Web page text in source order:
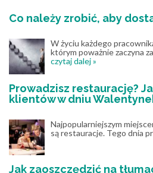
Co należy zrobić, aby
W życiu każdego
którym poważnie zaczyna
czytaj dalej »
Prowadzisz restaurację?
klientów w dniu
Najpopularniejszym
są restauracje. Tego dnia
Jak zaoszczędzić na